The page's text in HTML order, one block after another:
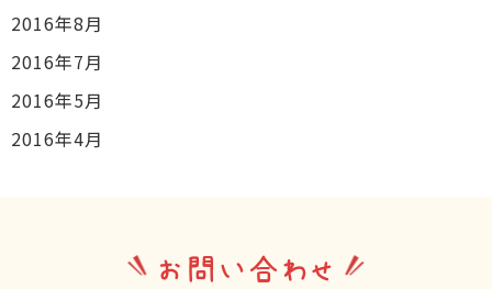
2016年8月
2016年7月
2016年5月
2016年4月
お問い合わせ